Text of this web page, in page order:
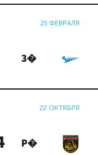
25 ФЕВРАЛЯ
З�
22 ОКТЯБРЯ
Р�